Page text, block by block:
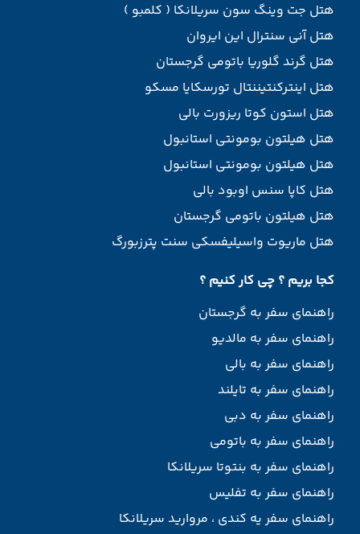
هتل جت وینگ سون سریلانکا ( کلمبو )
هتل آنی سنترال این ایروان
هتل گرند گلوریا باتومی گرجستان
هتل اینترکنتیننتال تورسکایا مسکو
هتل استون کوتا ریزورت بالی
هتل هیلتون بومونتی استانبول
هتل هیلتون بومونتی استانبول
هتل کاپا سنس اوبود بالی
هتل هیلتون باتومی گرجستان
هتل ماریوت واسیلیفسکی سنت پترزبورگ
کجا بریم ؟ چی کار کنیم ؟
راهنمای سفر به گرجستان
راهنمای سفر به مالدیو
راهنمای سفر به بالی
راهنمای سفر به تایلند
راهنمای سفر به دبی
راهنمای سفر به باتومی
راهنمای سفر به بنتوتا سریلانکا
راهنمای سفر به تفلیس
راهنمای سفر یه کندی ، مروارید سریلانکا